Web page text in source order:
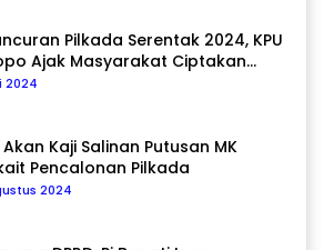
Pilkada Serentak 2024, KPU
Ajak Masyarakat Ciptakan
Damai
2024
Akan Kaji Salinan Putusan MK
Pencalonan Pilkada
2024